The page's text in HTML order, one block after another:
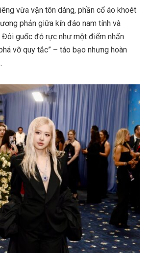
vừa vặn tôn dáng, phần cổ áo khoét
phản giữa kín đáo nam tính và
Đôi guốc đỏ rực như một điểm nhấn
vỡ quy tắc” – táo bạo nhưng hoàn